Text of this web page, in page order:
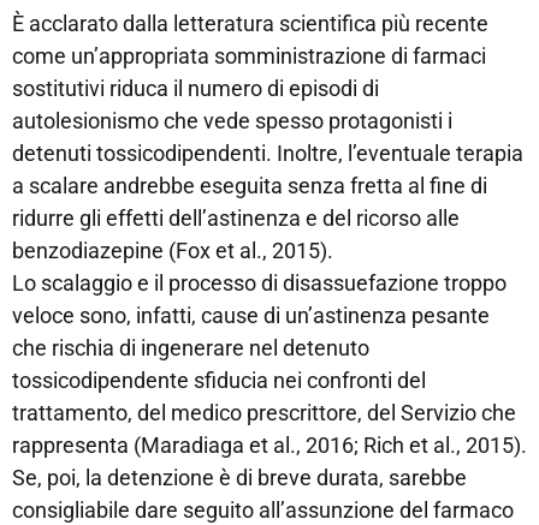
È acclarato dalla letteratura scientifica più recente
come un’appropriata somministrazione di farmaci
sostitutivi riduca il numero di episodi di
autolesionismo che vede spesso protagonisti i
detenuti tossicodipendenti. Inoltre, l’eventuale terapia
a scalare andrebbe eseguita senza fretta al fine di
ridurre gli effetti dell’astinenza e del ricorso alle
benzodiazepine (Fox et al., 2015).
Lo scalaggio e il processo di disassuefazione troppo
veloce sono, infatti, cause di un’astinenza pesante
che rischia di ingenerare nel detenuto
tossicodipendente sfiducia nei confronti del
trattamento, del medico prescrittore, del Servizio che
rappresenta (Maradiaga et al., 2016; Rich et al., 2015).
Se, poi, la detenzione è di breve durata, sarebbe
consigliabile dare seguito all’assunzione del farmaco